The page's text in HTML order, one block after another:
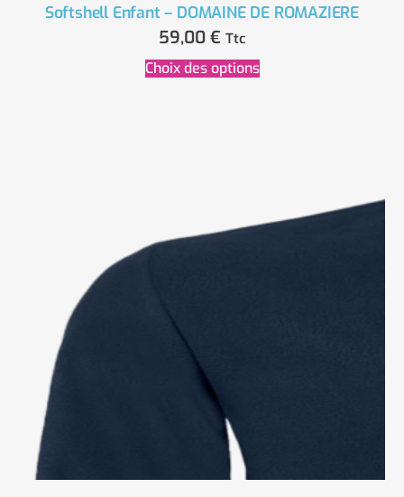
Softshell Enfant – DOMAINE DE ROMAZIERE
59,00 € Ttc
Choix des options